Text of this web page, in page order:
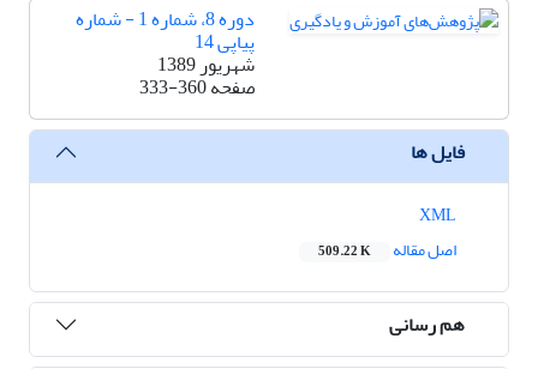
دوره 8، شماره 1 - شماره
پیاپی 14
شهریور 1389
صفحه333-360
فایل ها
اصل مقاله
509.22 K
هم رسانی